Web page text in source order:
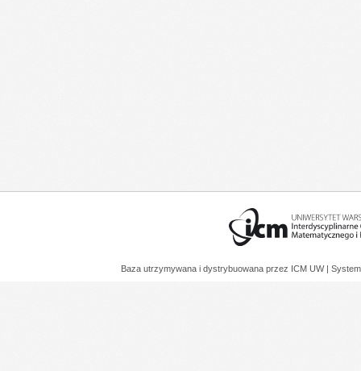
Baza utrzymywana i dystrybuowana przez ICM UW |